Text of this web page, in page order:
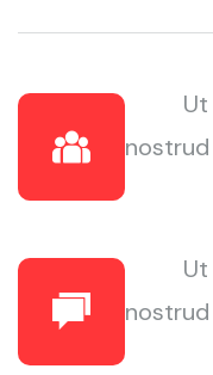
nostrud